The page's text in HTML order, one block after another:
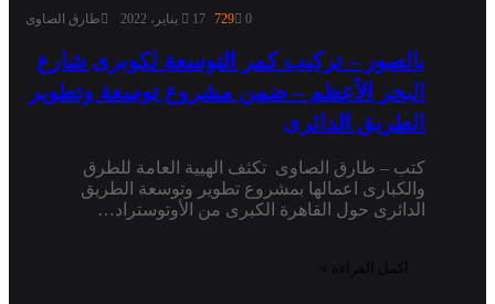
طارق الصاوى 17 يناير، 2022 0
729
بالصور – تركيب كمر التوسعة لكوبرى شارع
البحر الأعظم – ضمن مشروع توسعة وتطوير
الطريق الدائرى
كتب – طارق الصاوى تكثف الهيية العامة للطرق
والكبارى اعمالها بمشروع تطوير وتوسعة الطريق
الدائرى حول القاهرة الكبرى من الأوتوستراد…
أكمل القراءة »